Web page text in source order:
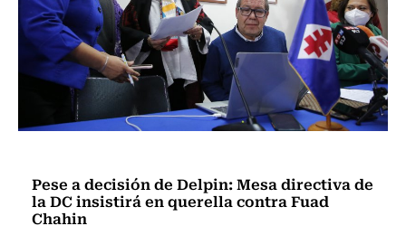
Pese a decisión de Delpin: Mesa directiva de
la DC insistirá en querella contra Fuad
Chahin